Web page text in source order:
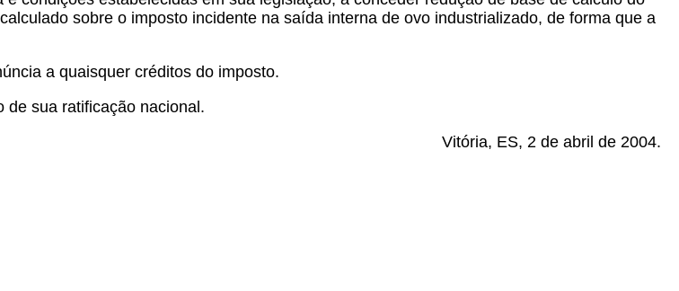
sobre o imposto incidente na saída interna de ovo industrializado, de forma que a
a quaisquer créditos do imposto.
de sua ratificação nacional.
Vitória, ES, 2 de abril de 2004.